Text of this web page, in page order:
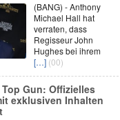
(BANG) - Anthony
Michael Hall hat
verraten, dass
Regisseur John
Hughes bei ihrem
[…] (00)
Gun: Offizielles
exklusiven Inhalten